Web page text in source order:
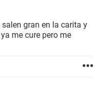
gran en la carita y
me cure pero me